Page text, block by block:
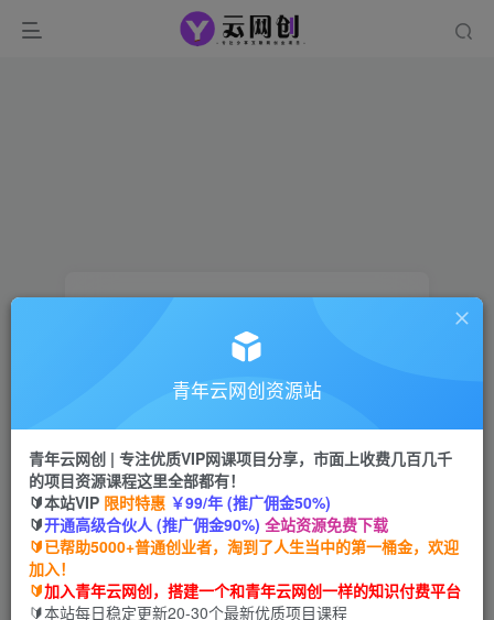
登录
没有账号？立即注册
用户名或邮箱
登录密码
青年云网创资源站
青年云网创 | 专注优质VIP网课项目分享，市面上收费几百几千
的项目资源课程这里全部都有！
🔰本站VIP 限时特惠 ￥99/年 (推广佣金50%)
🔰开通高级合伙人 (推广佣金90%) 全站资源免费下载
🔰已帮助5000+普通创业者，淘到了人生当中的第一桶金，欢迎
加入！
🔰加入青年云网创，搭建一个和青年云网创一样的知识付费平台
🔰本站每日稳定更新20-30个最新优质项目课程